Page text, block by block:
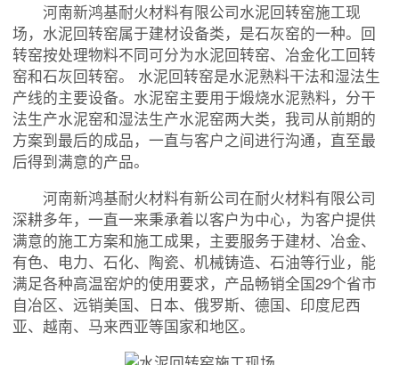
河南新鸿基耐火材料有限公司水泥回转窑施工现
场，水泥回转窑属于建材设备类，是石灰窑的一种。回
转窑按处理物料不同可分为水泥回转窑、冶金化工回转
窑和石灰回转窑。 水泥回转窑是水泥熟料干法和湿法生
产线的主要设备。水泥窑主要用于煅烧水泥熟料，分干
法生产水泥窑和湿法生产水泥窑两大类，我司从前期的
方案到最后的成品，一直与客户之间进行沟通，直至最
后得到满意的产品。
河南新鸿基耐火材料有新公司在耐火材料有限公司
深耕多年，一直一来秉承着以客户为中心，为客户提供
满意的施工方案和施工成果，主要服务于建材、冶金、
有色、电力、石化、陶瓷、机械铸造、石油等行业，能
满足各种高温窑炉的使用要求，产品畅销全国29个省市
自冶区、远销美国、日本、俄罗斯、德国、印度尼西
亚、越南、马来西亚等国家和地区。